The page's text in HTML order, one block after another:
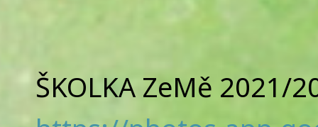
ŠKOLKA ZeMě 2021/